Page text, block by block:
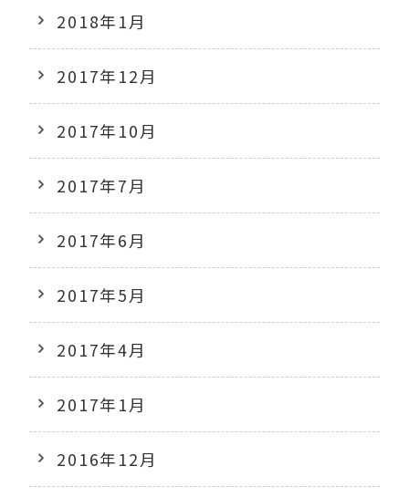
2018年1月
2017年12月
2017年10月
2017年7月
2017年6月
2017年5月
2017年4月
2017年1月
2016年12月